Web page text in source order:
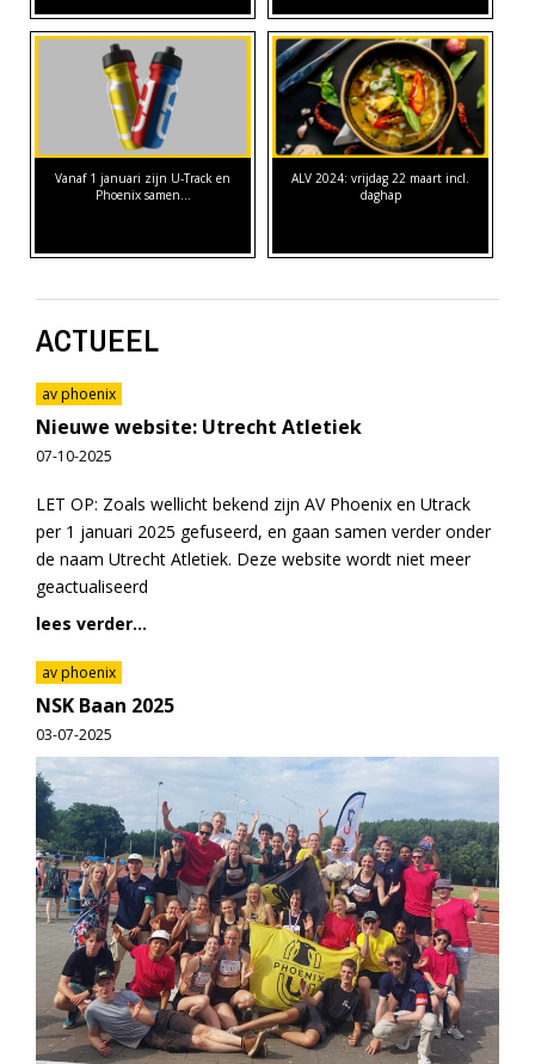
Vanaf 1 januari zijn U-Track en
Phoenix samen…
ALV 2024: vrijdag 22 maart incl.
daghap
ACTUEEL
av phoenix
Nieuwe website: Utrecht Atletiek
07-10-2025
LET OP: Zoals wellicht bekend zijn AV Phoenix en Utrack
per 1 januari 2025 gefuseerd, en gaan samen verder onder
de naam Utrecht Atletiek. Deze website wordt niet meer
geactualiseerd
lees verder...
av phoenix
NSK Baan 2025
03-07-2025